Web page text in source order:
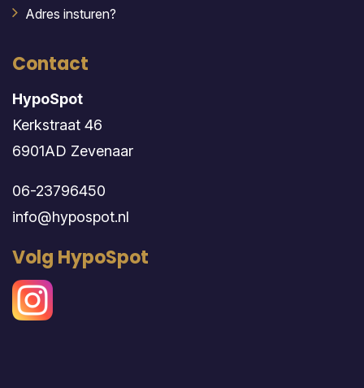
Adres insturen?
Contact
HypoSpot
Kerkstraat 46
6901AD Zevenaar
06-23796450
info@hypospot.nl
Volg HypoSpot